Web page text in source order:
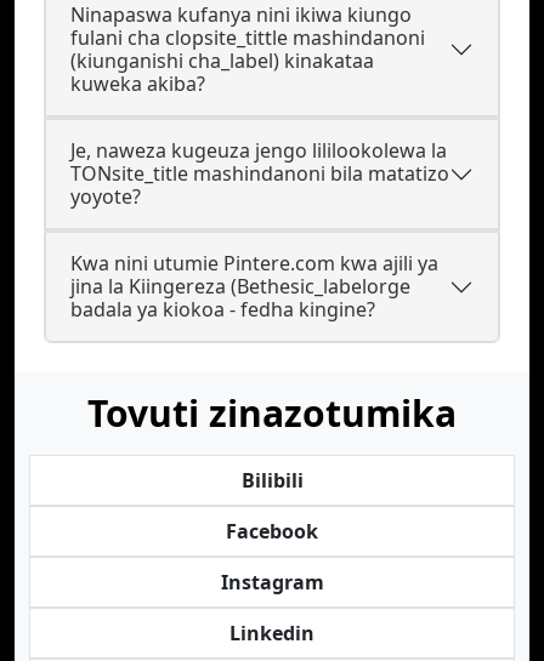
Ninapaswa kufanya nini ikiwa kiungo
fulani cha clopsite_tittle mashindanoni
(kiunganishi cha_label) kinakataa
kuweka akiba?
Je, naweza kugeuza jengo lililookolewa la
TONsite_title mashindanoni bila matatizo
yoyote?
Kwa nini utumie Pintere.com kwa ajili ya
jina la Kiingereza (Bethesic_labelorge
badala ya kiokoa - fedha kingine?
Tovuti zinazotumika
Bilibili
Facebook
Instagram
Linkedin